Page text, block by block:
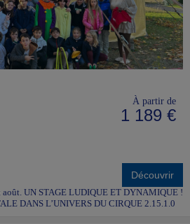
À partir de
1 189 €
Découvrir
UN STAGE LUDIQUE ET DYNAMIQUE !
DANS L’UNIVERS DU CIRQUE 2.15.1.0